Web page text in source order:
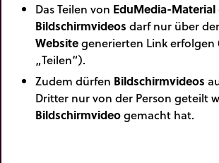
Das Teilen von EduMedia-Material
Bildschirmvideos darf nur über
Websitegenerierten Link erfolgen
„Teilen“).
Zudem dürfen Bildschirmvideos
Dritter nur von der Person geteilt
Bildschirmvideogemacht hat.